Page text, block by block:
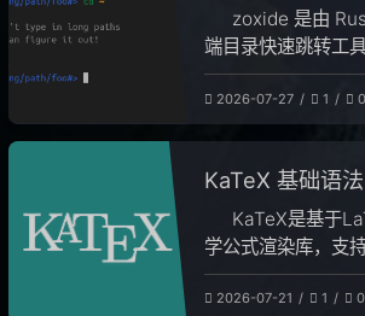
支持复杂参数嵌
用户提示符，`$`为
遵循这些规范可有
限混淆。
zoxide 是由
端目录快速跳转工
算法自动排序，有
琐等痛点。该工具
持多关键词匹配、
于同类竞品，并支
件导入历史数据，
化脚本后，即可通
跳转。
2026-07-27 1 0
KaTeX 基础语法
KaTeX是基于
学公式渲染库，支
景。本文详细介绍
式，包括行内与块
2026-07-21 1 0